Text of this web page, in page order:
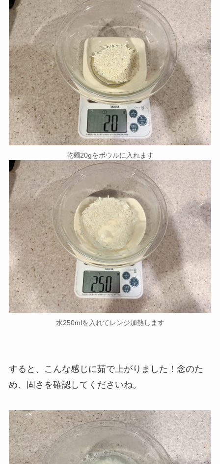
乾麺20gをボウルに入れます
水250mlを入れてレンジ加熱します
すると、こんな感じに茹で上がりました！念のた
め、固さを確認してくださいね。